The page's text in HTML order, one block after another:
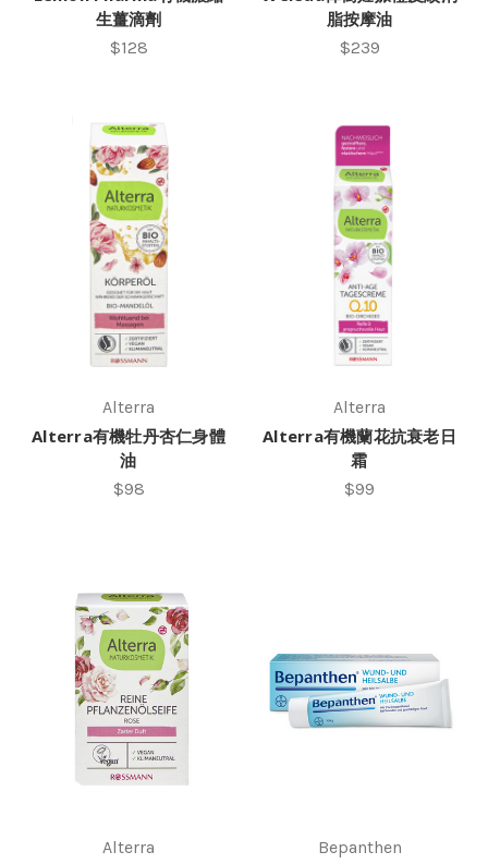
生薑滴劑
$128
脂按摩油
$239
Alterra
Alterra有機牡丹杏仁身體
油
$98
Alterra
Alterra有機蘭花抗衰老日
霜
$99
Alterra Bepanthen